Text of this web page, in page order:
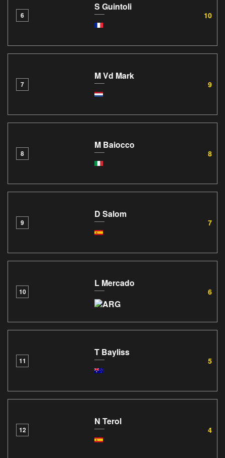
6
S Guintoli
10
7
M Vd Mark
9
8
M Baiocco
8
9
D Salom
7
10
L Mercado
6
11
T Bayliss
5
12
N Terol
4